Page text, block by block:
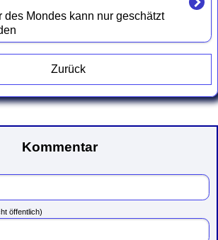
des Mondes kann nur geschätzt
Zurück
Kommentar
öffentlich)